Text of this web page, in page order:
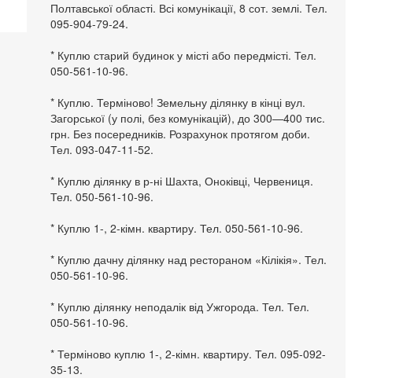
Полтавської області. Всі комунікації, 8 сот. землі. Тел.
095-904-79-24.
* Куплю старий будинок у місті або передмісті. Тел.
050-561-10-96.
* Куплю. Терміново! Земельну ділянку в кінці вул.
Загорської (у полі, без комунікацій), до 300—400 тис.
грн. Без посередників. Розрахунок протягом доби.
Тел. 093-047-11-52.
* Куплю ділянку в р-ні Шахта, Оноківці, Червениця.
Тел. 050-561-10-96.
* Куплю 1-, 2-кімн. квартиру. Тел. 050-561-10-96.
* Куплю дачну ділянку над рестораном «Кілікія». Тел.
050-561-10-96.
* Куплю ділянку неподалік від Ужгорода. Тел. Тел.
050-561-10-96.
* Терміново куплю 1-, 2-кімн. квартиру. Тел. 095-092-
35-13.